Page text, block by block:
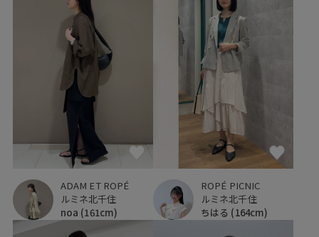
ADAM ET ROPÉ
ルミネ北千住
noa (161cm)
ROPÉ PICNIC
ルミネ北千住
ちはる (164cm)